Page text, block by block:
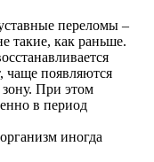
переломы –
такие, как раньше.
чаще появляются
При этом
в период
иногда